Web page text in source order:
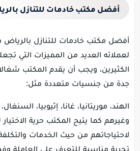
أفضل مكتب خادمات للتنازل
أفضل مكتب خادمات للتنازل بالرياض
لعملائه العديد من المميزات التي
الكثيرين، ويجب أن يقدم المكتب
جدة من جنسيات متعددة مثل:
الهند، موريتانيا، غانا، إثيوبيا،
وغيرهم كما يتيح المكتب حرية الاختيار
لاحتياجاتهم من حيث الخدمات
تجربة مناسبة للتعرف على العاملة